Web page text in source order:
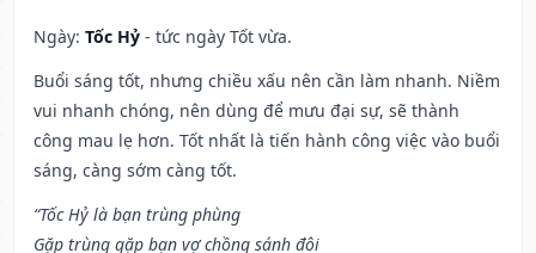
Ngày: Tốc Hỷ - tức ngày Tốt vừa.
Buổi sáng tốt, nhưng chiều xấu nên cần làm nhanh. Niềm
vui nhanh chóng, nên dùng để mưu đại sự, sẽ thành
công mau lẹ hơn. Tốt nhất là tiến hành công việc vào buổi
sáng, càng sớm càng tốt.
“Tốc Hỷ là bạn trùng phùng
Gặp trùng gặp bạn vợ chồng sánh đôi